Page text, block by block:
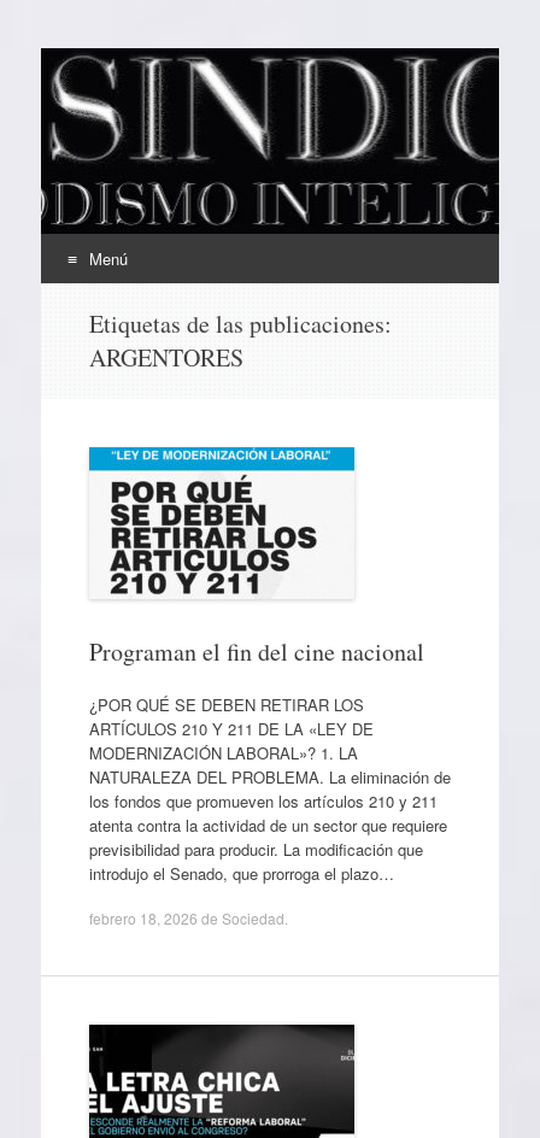
EL SINDICAL
Periodismo Inteligente
Menú
contenido
Etiquetas de las publicaciones:
ARGENTORES
Programan el fin del cine nacional
¿POR QUÉ SE DEBEN RETIRAR LOS
ARTÍCULOS 210 Y 211 DE LA «LEY DE
MODERNIZACIÓN LABORAL»? 1. LA
NATURALEZA DEL PROBLEMA. La eliminación de
los fondos que promueven los artículos 210 y 211
atenta contra la actividad de un sector que requiere
previsibilidad para producir. La modificación que
introdujo el Senado, que prorroga el plazo…
febrero 18, 2026 de Sociedad